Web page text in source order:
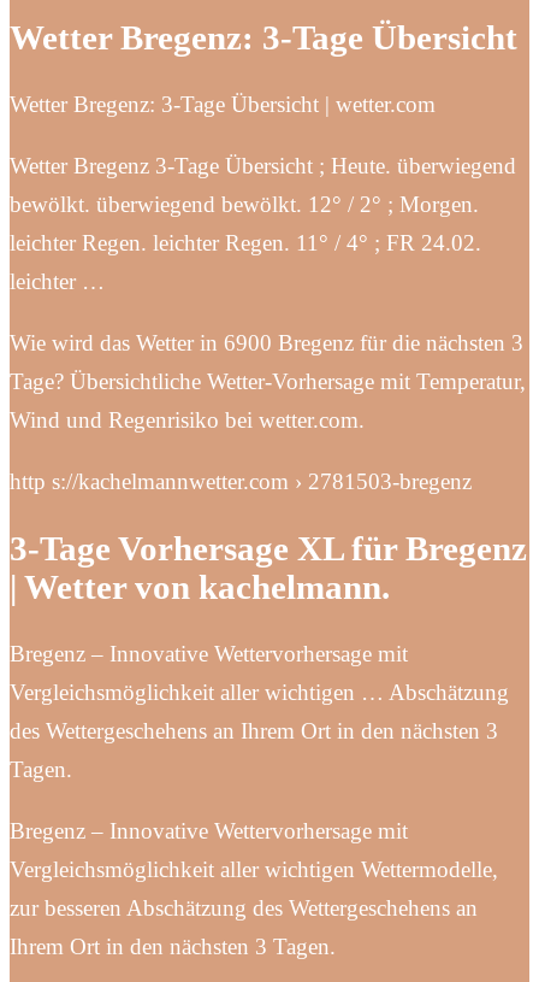
Wetter Bregenz: 3-Tage Übersicht
Wetter Bregenz: 3-Tage Übersicht | wetter.com
Wetter Bregenz 3-Tage Übersicht ; Heute. überwiegend
bewölkt. überwiegend bewölkt. 12° / 2° ; Morgen.
leichter Regen. leichter Regen. 11° / 4° ; FR 24.02.
leichter …
Wie wird das Wetter in 6900 Bregenz für die nächsten 3
Tage? Übersichtliche Wetter-Vorhersage mit Temperatur,
Wind und Regenrisiko bei wetter.com.
http s://kachelmannwetter.com › 2781503-bregenz
3-Tage Vorhersage XL für Bregenz
| Wetter von kachelmann.
Bregenz – Innovative Wettervorhersage mit
Vergleichsmöglichkeit aller wichtigen … Abschätzung
des Wettergeschehens an Ihrem Ort in den nächsten 3
Tagen.
Bregenz – Innovative Wettervorhersage mit
Vergleichsmöglichkeit aller wichtigen Wettermodelle,
zur besseren Abschätzung des Wettergeschehens an
Ihrem Ort in den nächsten 3 Tagen.